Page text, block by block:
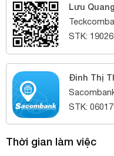
Lưu
STK:
Đinh Thị
STK:
Thời gian làm việc